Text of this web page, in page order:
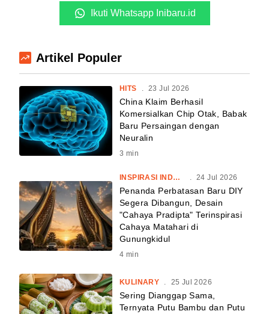
Ikuti Whatsapp Inibaru.id
Artikel Populer
HITS . 23 Jul 2026
China Klaim Berhasil
Komersialkan Chip Otak, Babak
Baru Persaingan dengan
Neuralin
3 min
INSPIRASI INDONESIA . 24 Jul 2026
Penanda Perbatasan Baru DIY
Segera Dibangun, Desain
"Cahaya Pradipta" Terinspirasi
Cahaya Matahari di
Gunungkidul
4 min
KULINARY . 25 Jul 2026
Sering Dianggap Sama,
Ternyata Putu Bambu dan Putu